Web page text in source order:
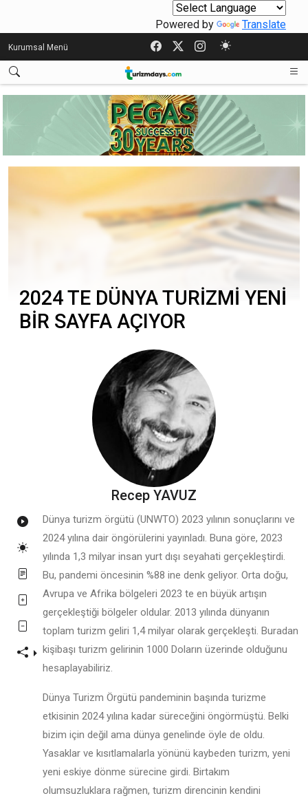
Powered by Translate
Kurumsal Menü
2024 TE DÜNYA TURİZMİ YENİ
BİR SAYFA AÇIYOR
Recep YAVUZ
Dünya turizm örgütü (UNWTO) 2023 yılının sonuçlarını ve
2024 yılına dair öngörülerini yayınladı. Buna göre, 2023
yılında 1,3 milyar insan yurt dışı seyahati gerçekleştirdi.
Bu, pandemi öncesinin %88 ine denk geliyor. Orta doğu,
Avrupa ve Afrika bölgeleri 2023 te en büyük artışın
gerçekleştiği bölgeler oldular. 2013 yılında dünyanın
toplam turizm geliri 1,4 milyar olarak gerçekleşti. Buradan
kişibaşı turizm gelirinin 1000 Doların üzerinde olduğunu
hesaplayabiliriz.
Dünya Turizm Örgütü pandeminin başında turizme
etkisinin 2024 yılına kadar süreceğini öngörmüştü. Belki
bizim için değil ama dünya genelinde öyle de oldu.
Yasaklar ve kısıtlamalarla yönünü kaybeden turizm, yeni
yeni eskiye dönme sürecine girdi. Birtakım
olumsuzluklara rağmen, turizm direncinin kendini